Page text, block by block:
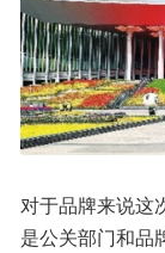
对于品牌来说这
是公关部门和品